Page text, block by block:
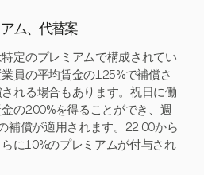
ム、代替案
定のプレミアムで構成されてい
員の平均賃金の125%で補償さ
れる場合もあります。祝日に働
の200%を得ることができ、週
補償が適用されます。22:00から
に10%のプレミアムが付与され